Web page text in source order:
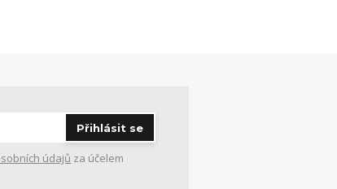
Přihlásit se
údajů za účelem